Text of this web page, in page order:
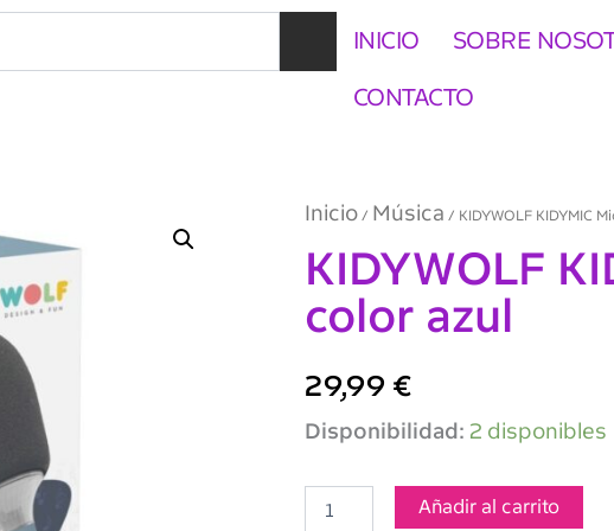
INICIO SOBRE
CONTACTO
Inicio/ Música / KIDYWOLF KIDYMIC
KIDYWOLF
color azul
29,99 €
Disponibilidad: 2 disponibles
KIDYWOLF
KIDYMIC
azul
Añadir al carrito